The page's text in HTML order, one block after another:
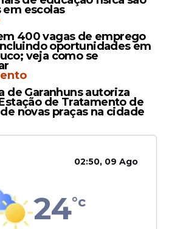
em escolas
400 vagas de emprego
oportunidades em
veja como se
de Garanhuns autoriza
de Tratamento de
novas praças na cidade
02:50, 09 Ago
24°c